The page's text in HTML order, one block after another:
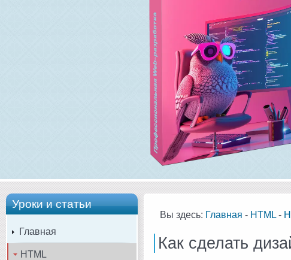
Уроки и статьи
Главная
HTML
Вы здесь: Главная - HTML -
Как сделать